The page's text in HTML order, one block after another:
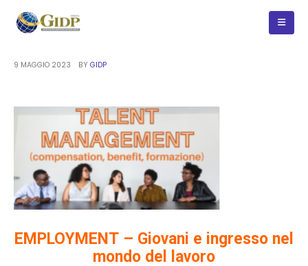
9 MAGGIO 2023 BY GIDP
EMPLOYMENT – Giovani e ingresso nel
mondo del lavoro